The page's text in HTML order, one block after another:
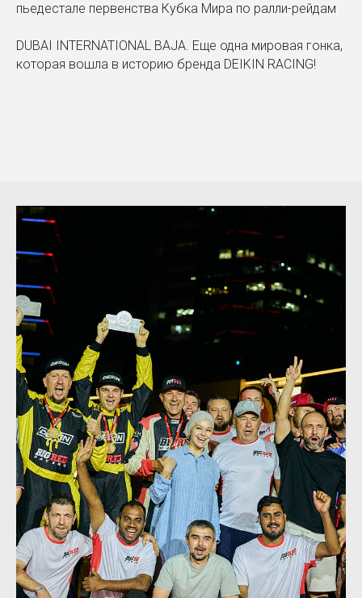
пьедестале первенства Кубка Мира по ралли-рейдам
DUBAI INTERNATIONAL BAJA. Еще одна мировая гонка,
которая вошла в историю бренда DEIKIN RACING!